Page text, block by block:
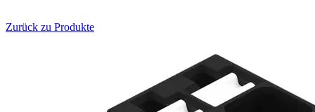
Zurück zu Produkte